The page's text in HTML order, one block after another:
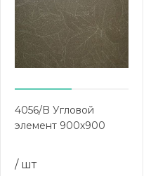
4056/B Угловой
элемент 900х900
/ шт